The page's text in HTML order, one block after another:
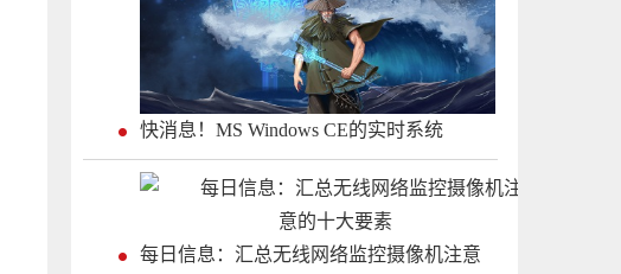
快消息！MS Windows CE的实时系统
每日信息：汇总无线网络监控摄像机注意